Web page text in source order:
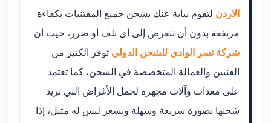
الاردنلتقوم نيابة عنك بشحن جميع المقتنيات بكفاءة
مرتفعة بدون أن تتعرض إلى أي تلف أو ضرر، حيث أن
شركة نسر الوادي للشحن الدولي توفر الكثير من
الفنيين والعمالة المتخصصة في الشحن، كما تعتمد
على معدات وآلات مجهزة لحمل الأغراض التي تريد
شحنها بصورة سريعة وسهلة وبسعر ليس له مثيل، إذا